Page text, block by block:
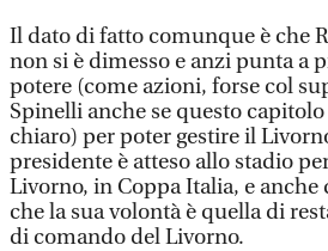
Il dato di fatto comunque è che
non si è dimesso e anzi punta a
potere (come azioni, forse col
Spinelli anche se questo
chiaro) per poter gestire il
presidente è atteso allo stadio
Livorno, in Coppa Italia, e anche
che la sua volontà è quella di
di comando del Livorno.